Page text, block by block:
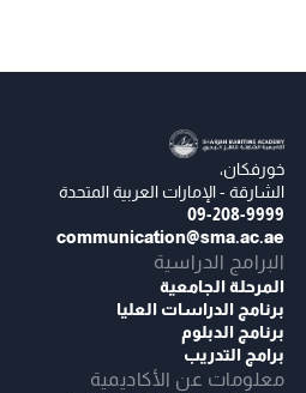
خورفكان،
الشارقة - الإمارات العربية المتحدة
09-208-9999
communication@sma.ac.ae
البرامج الدراسية
المرحلة الجامعية
برنامج الدراسات العليا
برنامج الدبلوم
برامج التدريب
معلومات عن الأكاديمية